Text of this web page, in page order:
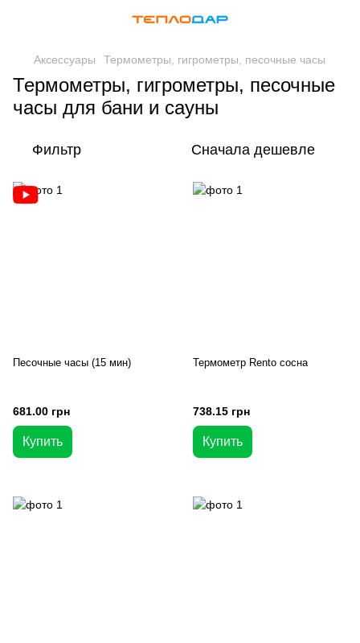
Аксессуары Термометры, гигрометры, песочные часы
Термометры, гигрометры, песочные
часы для бани и сауны
Фильтр Сначала дешевле
Песочные часы (15 мин)
681.00 грн
Купить
Термометр Rento сосна
738.15 грн
Купить